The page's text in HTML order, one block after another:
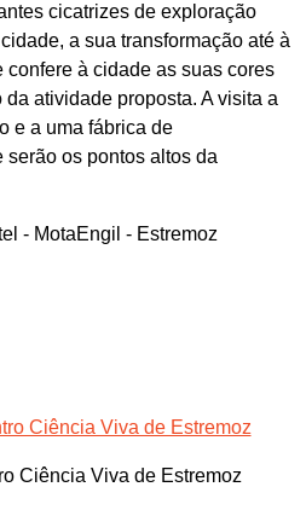
cicatrizes de exploração
a sua transformação até à
à cidade as suas cores
atividade proposta. A visita a
e a uma fábrica de
serão os pontos altos da
- MotaEngil - Estremoz
Ciência Viva de Estremoz
Ciência Viva de Estremoz